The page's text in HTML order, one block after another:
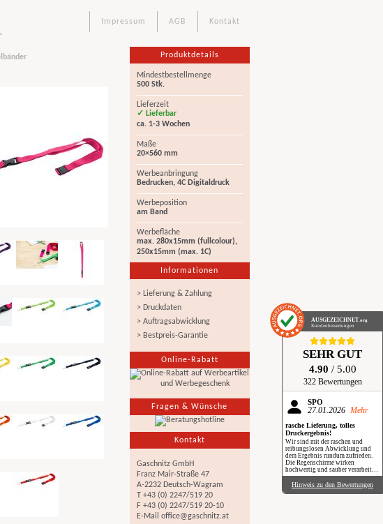
AUSGEZEICHNET.org
Kundenbewertungen
SEHR GUT
4.90 / 5.00
322 Bewertungen
SPÖ
27.01.2026 Mehr
rasche Lieferung, tolles
Druckergebnis!
Wir sind mit der raschen und
reibungslosen Abwicklung und
dem Ergebnis rundum zufrieden.
Die Regenschirme wirken
hochwertig und sauber verarbeitet.
Besonders positiv: Der Druck ist
gestochen scharf, farbintensiv und
auch bei genauerem Hinsehen sehr
Hinweis zu den Bewertungen
Kontakt
AGB
Impressum
Produktdetails
Mindestbestellmenge
500 Stk.
Lieferzeit
✓ Lieferbar
ca. 1-3 Wochen
Maße
20×560 mm
Werbeanbringung
Bedrucken, 4C Digitaldruck
Werbeposition
am Band
Werbefläche
max. 280x15mm (fullcolour),
250x15mm (max. 1C)
Informationen
> Lieferung & Zahlung
> Druckdaten
> Auftragsabwicklung
> Bestpreis-Garantie
Online-Rabatt
Fragen & Wünsche
Kontakt
Gaschnitz GmbH
Franz Mair-Straße 47
A-2232 Deutsch-Wagram
T +43 (0) 2247/519 20
F +43 (0) 2247/519 20-10
E-Mail office@gaschnitz.at